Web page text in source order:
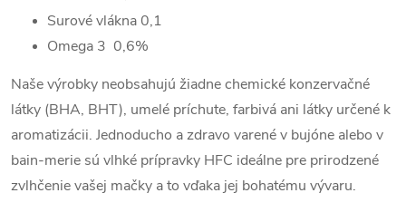
Surové vlákna 0,1
Omega 3 0,6%
Naše výrobky neobsahujú žiadne chemické konzervačné
látky (BHA, BHT), umelé príchute, farbivá ani látky určené k
aromatizácii. Jednoducho a zdravo varené v bujóne alebo v
bain-merie sú vlhké prípravky HFC ideálne pre prirodzené
zvlhčenie vašej mačky a to vďaka jej bohatému vývaru.